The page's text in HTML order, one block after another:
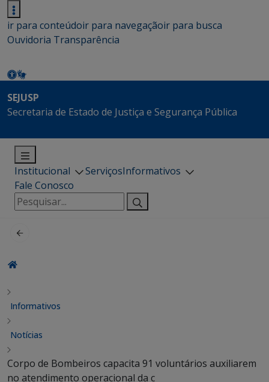
ir para conteúdoir para navegaçãoir para busca
Ouvidoria Transparência
SEJUSP
Secretaria de Estado de Justiça e Segurança Pública
Institucional ServiçosInformativos
Fale Conosco
Pesquisar
por:
Informativos
Notícias
Corpo de Bombeiros capacita 91 voluntários auxiliarem
no atendimento operacional da c